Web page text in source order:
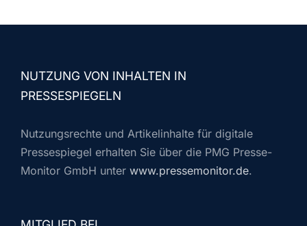
NUTZUNG VON INHALTEN IN
PRESSESPIEGELN
Nutzungsrechte und Artikelinhalte für digitale
Pressespiegel erhalten Sie über die PMG Presse-
Monitor GmbH unter www.pressemonitor.de.